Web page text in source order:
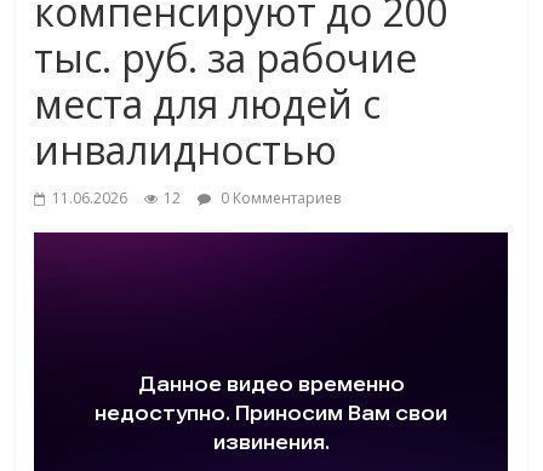
компенсируют до 200
тыс. руб. за рабочие
места для людей с
инвалидностью
11.06.2026 12 0 Комментариев